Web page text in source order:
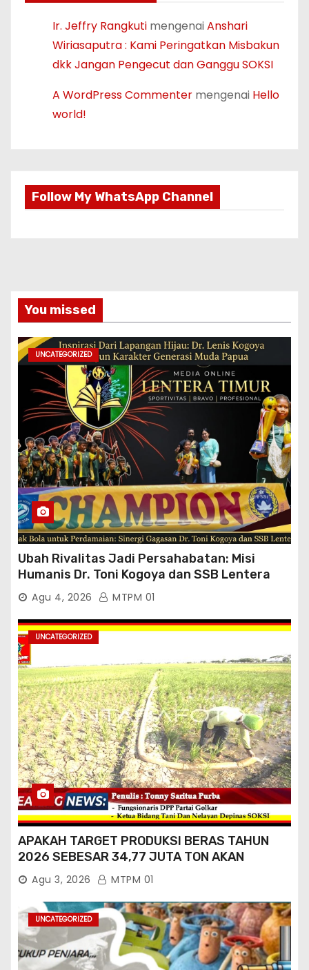
Ir. Jeffry Rangkuti mengenaiAnshari
Wiriasaputra : Kami Peringatkan Misbakun
dkk Jangan Pengecut dan Ganggu SOKSI
A WordPress Commenter mengenai Hello
world!
Follow My WhatsApp Channel
You missed
UNCATEGORIZED
Ubah Rivalitas Jadi Persahabatan: Misi
Humanis Dr. Toni Kogoya dan SSB Lentera
TimurAgu 4, 2026 MTPM 01
UNCATEGORIZED
APAKAH TARGET PRODUKSI BERAS TAHUN
2026 SEBESAR 34,77 JUTA TON AKAN
TERCAPAI ?
Agu 3, 2026 MTPM 01
UNCATEGORIZED